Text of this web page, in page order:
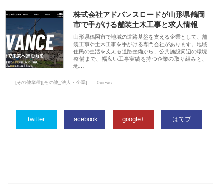
株式会社アドバンスロードが山形県鶴岡
市で手がける舗装土木工事と求人情報
山形県鶴岡市で地域の道路基盤を支える企業として、舗
装工事や土木工事を手がける専門会社があります。地域
住民の生活を支える道路整備から、公共施設周辺の環境
整備まで、幅広い工事実績を持つ企業の取り組みと、
地…
[その他業種][その他_法人・企業] 0views
twitter facebook google+ はてブ